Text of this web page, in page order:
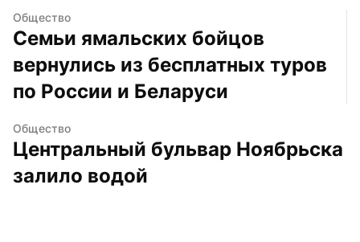
Общество
Семьи ямальских бойцов
вернулись из бесплатных туров
по России и Беларуси
Общество
Центральный бульвар Ноябрьска
залило водой